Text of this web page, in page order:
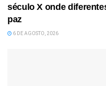
século X onde
paz
6 DE AGOSTO, 2026